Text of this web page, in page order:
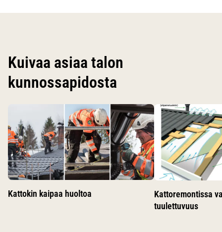
Kuivaa asiaa talon
kunnossapidosta
Käytä nuolinäppäimiä siirtyäksesi karusellin diojen välillä.
Kattokin kaipaa huoltoa
Kattoremontissa
tuulettuvuus